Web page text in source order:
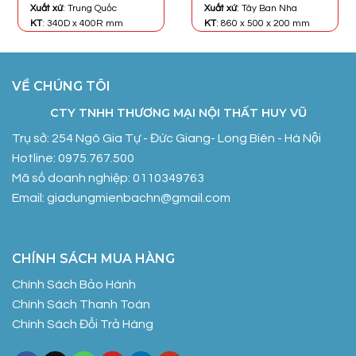
Xuất xứ: Trung Quốc
KT: 340D x 400R mm
Xuất xứ: Tây Ban Nha
KT: 860 x 500 x 200 mm
VỀ CHÚNG TÔI
CTY TNHH THƯƠNG MẠI NỘI THẤT HUY VŨ
Trụ sở: 254 Ngô Gia Tự - Đức Giang- Long Biên - Hà Nội
Hotline: 0975.767.500
Mã số doanh nghiệp: 0110349763
Email: giadungmienbachn@gmail.com
CHÍNH SÁCH MUA HÀNG
Chính Sách Bảo Hành
Chính Sách Thanh Toán
Chính Sách Đổi Trả Hàng